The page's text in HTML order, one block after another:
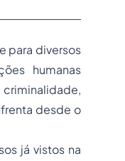
para diversos
humanas
desde o
já vistos na